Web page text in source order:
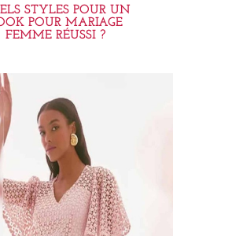
STYLES POUR UN
POUR MARIAGE
FEMME RÉUSSI ?